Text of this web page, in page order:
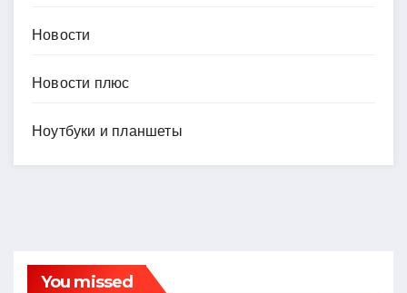
Новости
Новости плюс
Ноутбуки и планшеты
You missed